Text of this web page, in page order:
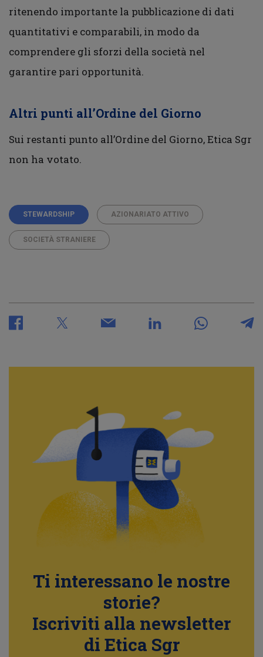
ritenendo importante la pubblicazione di dati
quantitativi e comparabili, in modo da
comprendere gli sforzi della società nel
garantire pari opportunità.
Altri punti all’Ordine del Giorno
Sui restanti punto all’Ordine del Giorno, Etica Sgr
non ha votato.
STEWARDSHIP AZIONARIATO ATTIVO
SOCIETÀ STRANIERE
Ti interessano le nostre
storie?
Iscriviti alla newsletter
di Etica Sgr